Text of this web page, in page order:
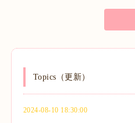
Topics（更新）
2024-08-10 18:30:00